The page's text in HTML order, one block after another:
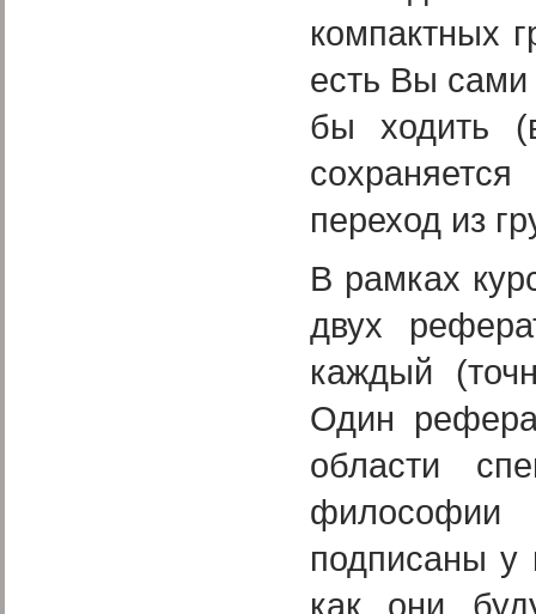
компактных
есть Вы сами
бы ходить
переход из
В рамках
двух
каждый
Один
области
подписаны у
как они